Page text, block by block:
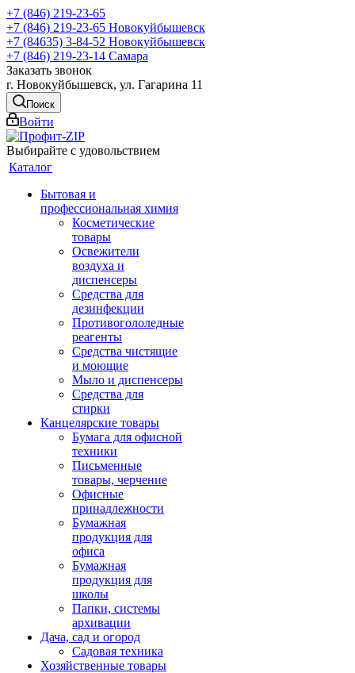
+7 (846) 219-23-65
+7 (846) 219-23-65 Новокуйбышевск
+7 (84635) 3-84-52 Новокуйбышевск
+7 (846) 219-23-14 Самара
Заказать звонок
г. Новокуйбышевск, ул. Гагарина 11
Поиск
Войти
Выбирайте с удовольствием
Каталог
Бытовая и
профессиональная химия
Косметические
товары
Освежители
воздуха и
диспенсеры
Средства для
дезинфекции
Противогололедные
реагенты
Средства чистящие
и моющие
Мыло и диспенсеры
Средства для
стирки
Канцелярские товары
Бумага для офисной
техники
Письменные
товары, черчение
Офисные
принадлежности
Бумажная
продукция для
офиса
Бумажная
продукция для
школы
Папки, системы
архивации
Дача, сад и огород
Садовая техника
Хозяйственные товары